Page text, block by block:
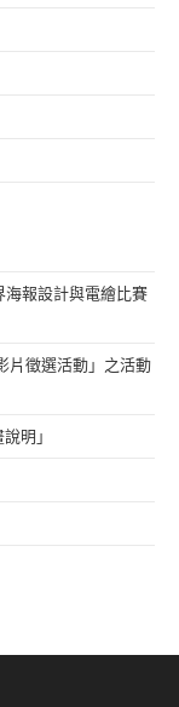
海報設計與電繪比賽
片徵選活動」之活動
明」